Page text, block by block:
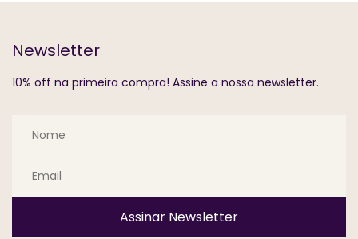
Newsletter
10% off na primeira compra! Assine a nossa newsletter.
Assinar Newsletter